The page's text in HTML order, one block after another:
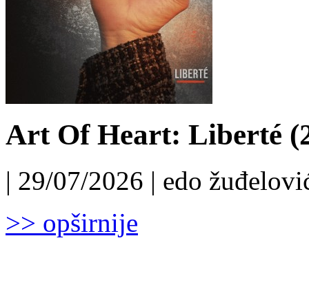
Art Of Heart: Liberté
| 29/07/2026 | edo
>> opširnije